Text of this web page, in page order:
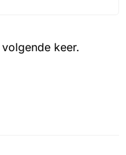
keer.